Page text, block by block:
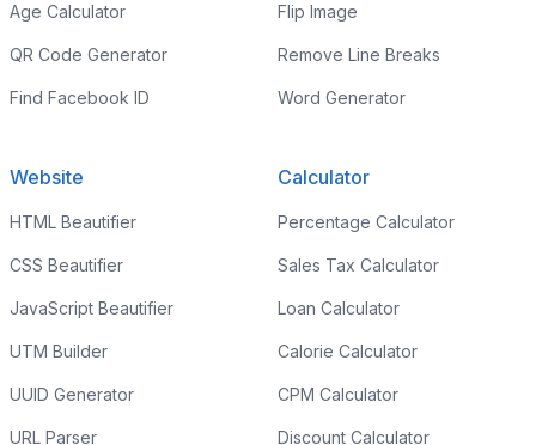
Age Calculator
QR Code Generator
Find Facebook ID
Flip Image
Remove Line Breaks
Word Generator
Website
HTML Beautifier
CSS Beautifier
JavaScript Beautifier
UTM Builder
UUID Generator
URL Parser
Calculator
Percentage Calculator
Sales Tax Calculator
Loan Calculator
Calorie Calculator
CPM Calculator
Discount Calculator